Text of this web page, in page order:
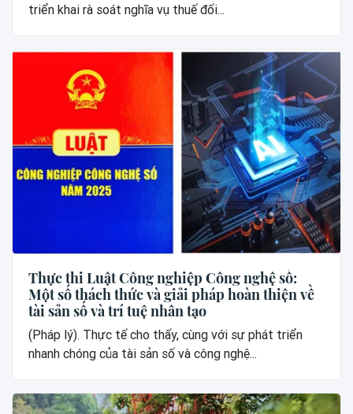
triển khai rà soát nghĩa vụ thuế đối...
Thực thi Luật Công nghiệp Công nghệ số:
Một số thách thức và giải pháp hoàn thiện về
tài sản số và trí tuệ nhân tạo
(Pháp lý). Thực tế cho thấy, cùng với sự phát triển
nhanh chóng của tài sản số và công nghệ...